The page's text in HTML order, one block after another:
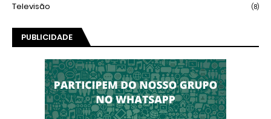
Televisão (8)
PUBLICIDADE